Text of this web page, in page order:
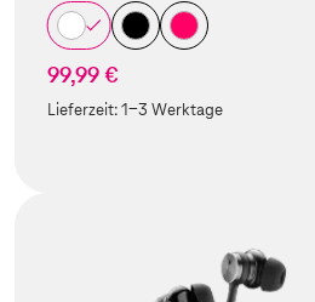
99,99 €
Lieferzeit:1-3 Werktage